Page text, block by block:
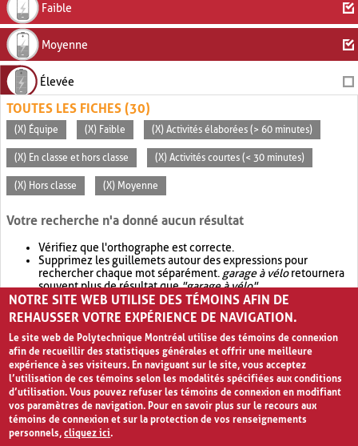
Faible
Moyenne
Élevée
TOUTES LES FICHES (30)
(X) Équipe (X) Faible (X) Activités élaborées (> 60 minutes)
(X) En classe et hors classe (X) Activités courtes (< 30 minutes)
(X) Hors classe (X) Moyenne
Votre recherche n'a donné aucun résultat
Vérifiez que l'orthographe est correcte.
Supprimez les guillemets autour des expressions pour
rechercher chaque mot séparément. garage à véloretournera
souvent plus de résultat que"garage à vélo".
Envisagez d'élargir votre recherche avec OR.garage OR vélo
retournera souvent plus de résultat quegarage à vélo
NOTRE SITE WEB UTILISE DES TÉMOINS AFIN DE
REHAUSSER VOTRE EXPÉRIENCE DE NAVIGATION.
Le site web de Polytechnique Montréal utilise des témoins de connexion
afin de recueillir des statistiques générales et offrir une meilleure
expérience à ses visiteurs. En naviguant sur le site, vous acceptez
l’utilisation de ces témoins selon les modalités spécifiées aux conditions
d’utilisation. Vous pouvez refuser les témoins de connexion en modifiant
vos paramètres de navigation. Pour en savoir plus sur le recours aux
témoins de connexion et sur la protection de vos renseignements
personnels,cliquez ici.